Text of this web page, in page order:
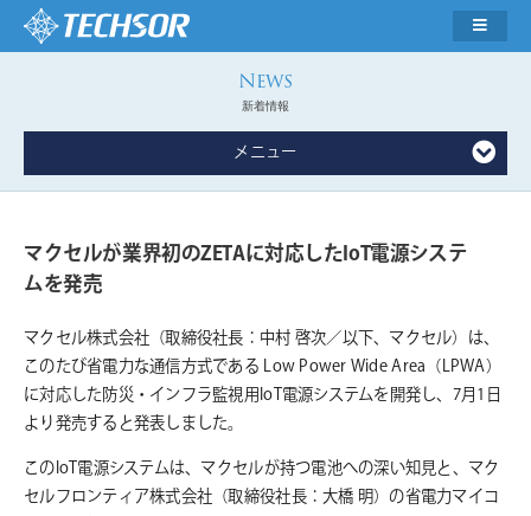
新着情報
メニュー
マクセルが業界初のZETAに対応したIoT電源システ
ムを発売
マクセル株式会社（取締役社長：中村 啓次／以下、マクセル）は、
このたび省電力な通信方式である Low Power Wide Area（LPWA）
に対応した防災・インフラ監視用IoT電源システムを開発し、7月1日
より発売すると発表しました。
このIoT電源システムは、マクセルが持つ電池への深い知見と、マク
セルフロンティア株式会社（取締役社長：大橋 明）の省電力マイコ